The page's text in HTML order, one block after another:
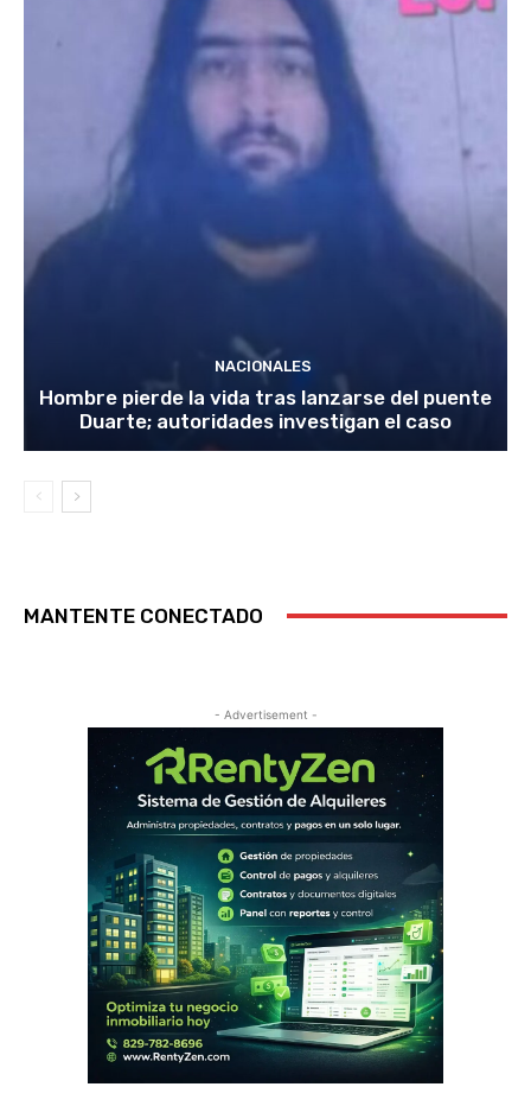
NACIONALES
Hombre pierde la vida tras lanzarse del puente
Duarte; autoridades investigan el caso
MANTENTE CONECTADO
- Advertisement -